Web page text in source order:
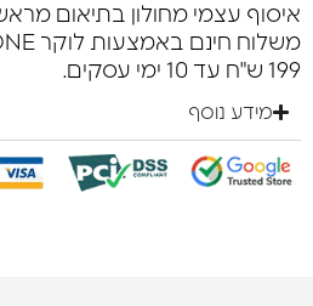
איסוף עצמי מחולון בתיאום
199 ש"ח עד 10 ימי עסקים.
מידע נוסף